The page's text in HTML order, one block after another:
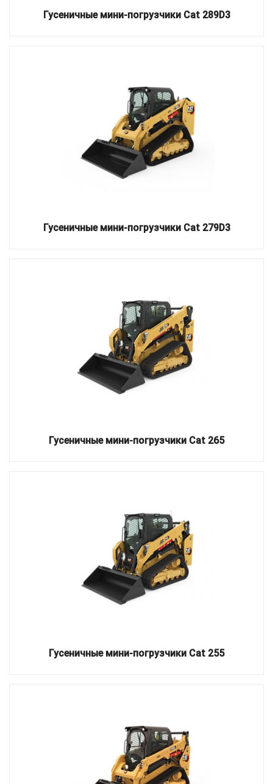
Гусеничные мини-погрузчики Cat 289D3
Гусеничные мини-погрузчики Cat 279D3
Гусеничные мини-погрузчики Cat 265
Гусеничные мини-погрузчики Cat 255